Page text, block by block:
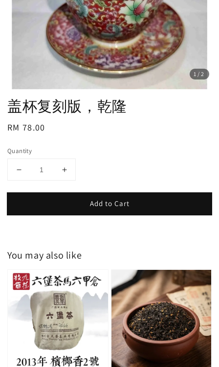
1 /2
盖杯复刻版，乾隆
Regular
RM 78.00
Quantity
Add to Cart
You may also like